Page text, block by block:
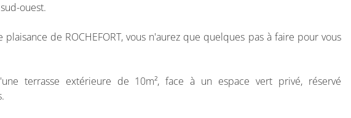
ouest.
de ROCHEFORT, vous n'aurez que quelques pas à faire pour vous
terrasse extérieure de 10m², face à un espace vert privé, réservé